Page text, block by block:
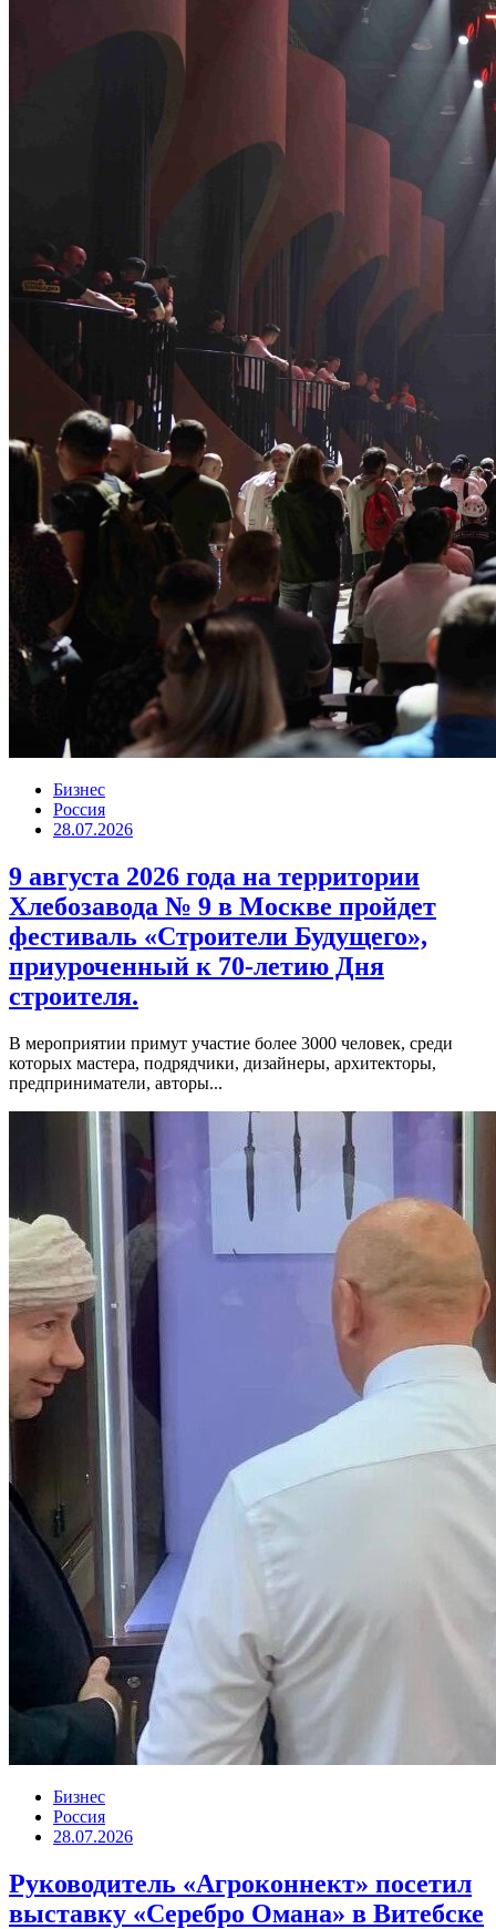
Бизнес
Россия
28.07.2026
9 августа 2026 года на территории
Хлебозавода № 9 в Москве пройдет
фестиваль «Строители Будущего»,
приуроченный к 70-летию Дня
строителя.
В мероприятии примут участие более 3000 человек, среди
которых мастера, подрядчики, дизайнеры, архитекторы,
предприниматели, авторы...
Бизнес
Россия
28.07.2026
Руководитель «Агроконнект» посетил
выставку «Серебро Омана» в Витебске